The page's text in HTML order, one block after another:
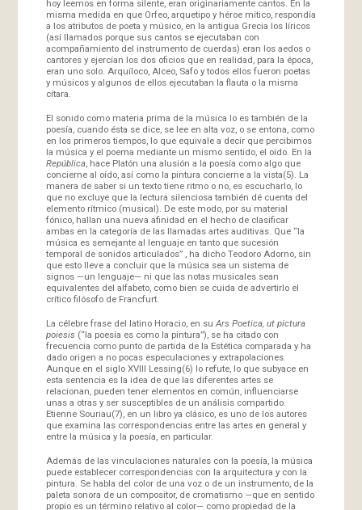
hoy leemos en forma silente, eran originariamente cantos. En la
misma medida en que Orfeo, arquetipo y héroe mítico, respondía
a los atributos de poeta y músico, en la antigua Grecia los líricos
(así llamados porque sus cantos se ejecutaban con
acompañamiento del instrumento de cuerdas) eran los aedos o
cantores y ejercían los dos oficios que en realidad, para la época,
eran uno solo. Arquíloco, Alceo, Safo y todos ellos fueron poetas
y músicos y algunos de ellos ejecutaban la flauta o la misma
cítara.
El sonido como materia prima de la música lo es también de la
poesía, cuando ésta se dice, se lee en alta voz, o se entona, como
en los primeros tiempos, lo que equivale a decir que percibimos
la música y el poema mediante un mismo sentido, el oído. En la
República, hace Platón una alusión a la poesía como algo que
concierne al oído, así como la pintura concierne a la vista(5). La
manera de saber si un texto tiene ritmo o no, es escucharlo, lo
que no excluye que la lectura silenciosa también dé cuenta del
elemento rítmico (musical). De este modo, por su material
fónico, hallan una nueva afinidad en el hecho de clasificar
ambas en la categoría de las llamadas artes auditivas. Que “la
música es semejante al lenguaje en tanto que sucesión
temporal de sonidos articulados” , ha dicho Teodoro Adorno, sin
que esto lleve a concluir que la música sea un sistema de
signos —un lenguaje— ni que las notas musicales sean
equivalentes del alfabeto, como bien se cuida de advertirlo el
crítico filósofo de Francfurt.
La célebre frase del latino Horacio, en su Ars Poetica, ut pictura
poiesis (“la poesía es como la pintura”), se ha citado con
frecuencia como punto de partida de la Estética comparada y ha
dado origen a no pocas especulaciones y extrapolaciones.
Aunque en el siglo XVIII Lessing(6) lo refute, lo que subyace en
esta sentencia es la idea de que las diferentes artes se
relacionan, pueden tener elementos en común, influenciarse
unas a otras y ser susceptibles de un análisis compartido.
Etienne Souriau(7), en un libro ya clásico, es uno de los autores
que examina las correspondencias entre las artes en general y
entre la música y la poesía, en particular.
Además de las vinculaciones naturales con la poesía, la música
puede establecer correspondencias con la arquitectura y con la
pintura. Se habla del color de una voz o de un instrumento, de la
paleta sonora de un compositor, de cromatismo —que en sentido
propio es un término relativo al color— como propiedad de la